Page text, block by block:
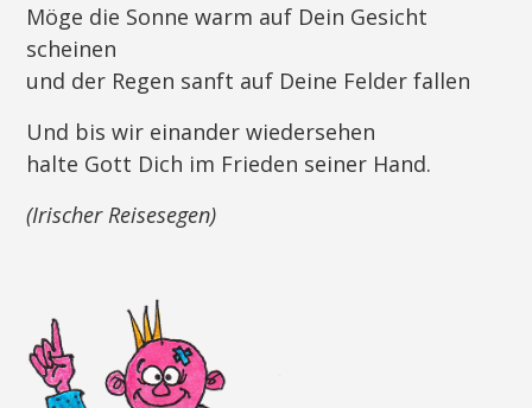
Möge die Sonne warm auf Dein Gesicht
scheinen
und der Regen sanft auf Deine Felder fallen
Und bis wir einander wiedersehen
halte Gott Dich im Frieden seiner Hand.
(Irischer Reisesegen)